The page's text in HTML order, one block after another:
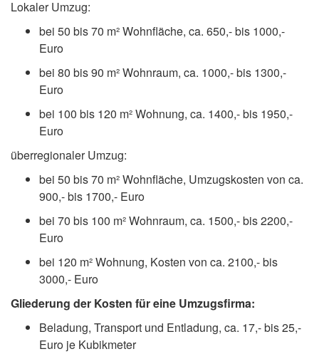
Lokaler Umzug:
bei 50 bis 70 m² Wohnfläche, ca. 650,- bis 1000,-
Euro
bei 80 bis 90 m² Wohnraum, ca. 1000,- bis 1300,-
Euro
bei 100 bis 120 m² Wohnung, ca. 1400,- bis 1950,-
Euro
überregionaler Umzug:
bei 50 bis 70 m² Wohnfläche, Umzugskosten von ca.
900,- bis 1700,- Euro
bei 70 bis 100 m² Wohnraum, ca. 1500,- bis 2200,-
Euro
bei 120 m² Wohnung, Kosten von ca. 2100,- bis
3000,- Euro
Gliederung der Kosten für eine Umzugsfirma:
Beladung, Transport und Entladung, ca. 17,- bis 25,-
Euro je Kubikmeter